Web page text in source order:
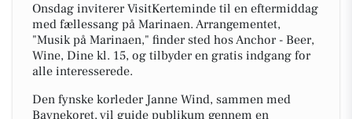
Onsdag inviterer VisitKerteminde til en eftermiddag
med fællessang på Marinaen. Arrangementet,
"Musik på Marinaen," finder sted hos Anchor - Beer,
Wine, Dine kl. 15, og tilbyder en gratis indgang for
alle interesserede.
Den fynske korleder Janne Wind, sammen med
Bavnekoret, vil guide publikum gennem en